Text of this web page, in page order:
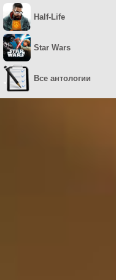
Half-Life
Star Wars
Все антологии